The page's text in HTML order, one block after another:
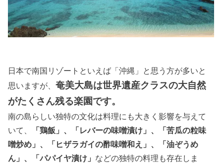
日本で南国リゾートといえば「沖縄」と思う方が多いと
思いますが、奄美大島は世界遺産クラスの大自然
がたくさん残る楽園です。
南の島らしい独特の文化は料理にも大きく影響を与えて
いて、
「鶏飯」、「レバーの味噌漬け」、「苦瓜の粒味
噌炒め」、「ヒザラガイの酢味噌和え」、「油ぞうめ
ん」、「パパイヤ漬け」 などの独特の料理も存在しま